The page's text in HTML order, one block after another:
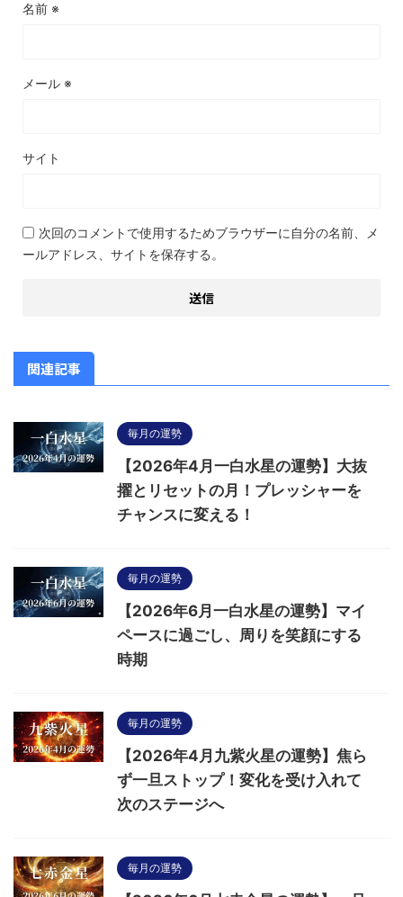
名前 ※
メール ※
サイト
次回のコメントで使用するためブラウザーに自分の名前、メ
ールアドレス、サイトを保存する。
関連記事
毎月の運勢
【2026年4月一白水星の運勢】大抜
擢とリセットの月！プレッシャーを
チャンスに変える！
毎月の運勢
【2026年6月一白水星の運勢】マイ
ペースに過ごし、周りを笑顔にする
時期
毎月の運勢
【2026年4月九紫火星の運勢】焦ら
ず一旦ストップ！変化を受け入れて
次のステージへ
毎月の運勢